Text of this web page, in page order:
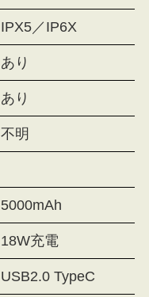
IPX5／IP6X
あり
あり
不明
5000mAh
18W充電
USB2.0 TypeC